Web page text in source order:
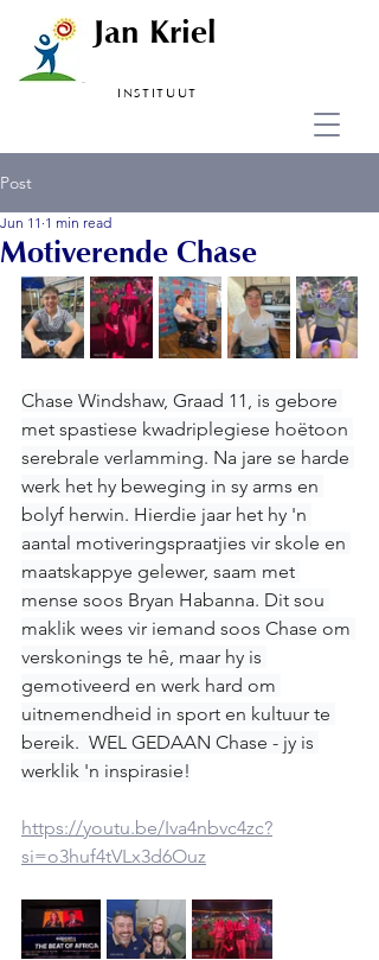
Jan Kriel
INSTITUUT
Post
Motiverende Chase
Jun 11 1 min read
Chase Windshaw, Graad 11, is gebore
met spastiese kwadriplegiese hoëtoon
serebrale verlamming. Na jare se harde
werk het hy beweging in sy arms en
bolyf herwin. Hierdie jaar het hy 'n
aantal motiveringspraatjies vir skole en
maatskappye gelewer, saam met
mense soos Bryan Habanna. Dit sou
maklik wees vir iemand soos Chase om
verskonings te hê, maar hy is
gemotiveerd en werk hard om
uitnemendheid in sport en kultuur te
bereik.  WEL GEDAAN Chase - jy is
werklik 'n inspirasie!
https://youtu.be/Iva4nbvc4zc?
si=o3huf4tVLx3d6Ouz